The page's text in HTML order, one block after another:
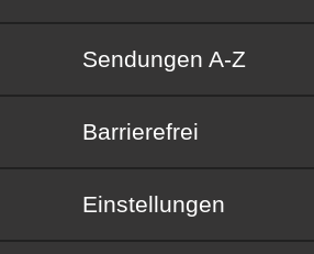
Sendungen von A bis Z
Sendungen A-Z
Barrierefrei
Barrierefrei
Einstellungen